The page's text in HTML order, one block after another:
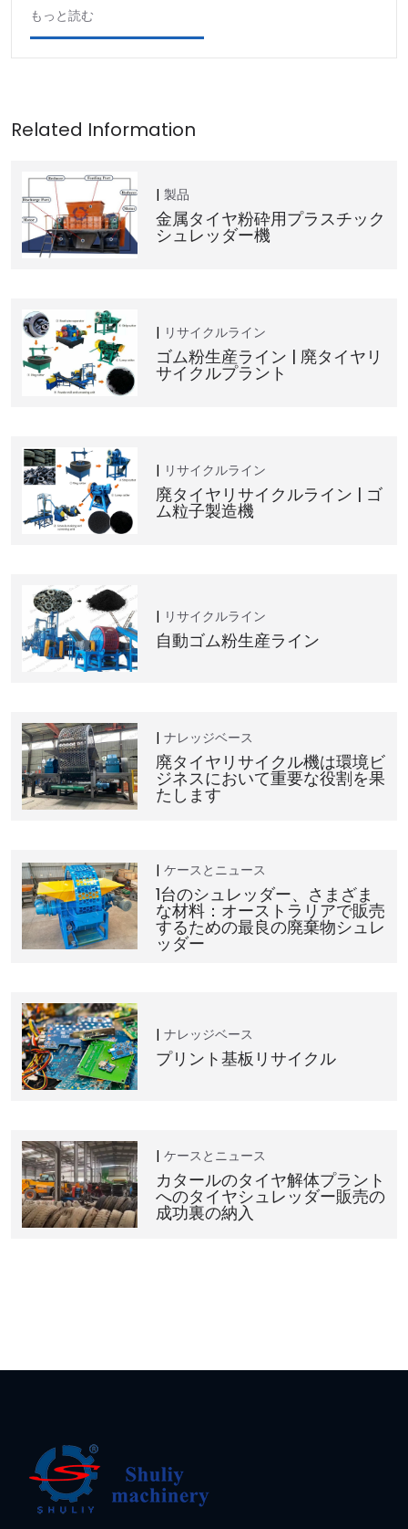
もっと読む
製品
金属タイヤ粉砕用プラスチック
シュレッダー機
リサイクルライン
ゴム粉生産ライン | 廃タイヤリ
サイクルプラント
リサイクルライン
廃タイヤリサイクルライン | ゴ
ム粒子製造機
リサイクルライン
自動ゴム粉生産ライン
ナレッジベース
廃タイヤリサイクル機は環境ビ
ジネスにおいて重要な役割を果
たします
ケースとニュース
1台のシュレッダー、さまざま
な材料：オーストラリアで販売
するための最良の廃棄物シュレ
ッダー
ナレッジベース
プリント基板リサイクル
ケースとニュース
カタールのタイヤ解体プラント
へのタイヤシュレッダー販売の
成功裏の納入